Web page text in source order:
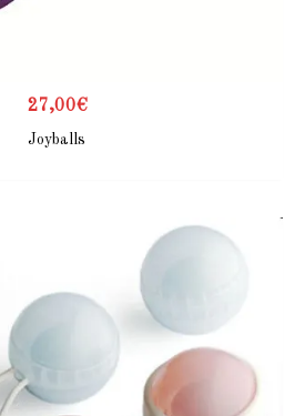
27,00€
Joyballs